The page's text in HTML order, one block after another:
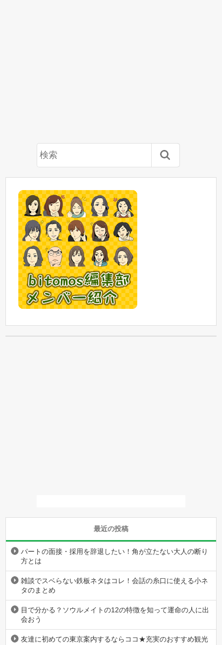
最近の投稿
パートの面接・採用を辞退したい！角が立たない大人の断り
方とは
雑談でスベらない鉄板ネタはコレ！会話の糸口に使える小ネ
タのまとめ
目で分かる？ソウルメイトの12の特徴を知って運命の人に出
会おう
友達に初めての東京案内するならココ★充実のおすすめ観光